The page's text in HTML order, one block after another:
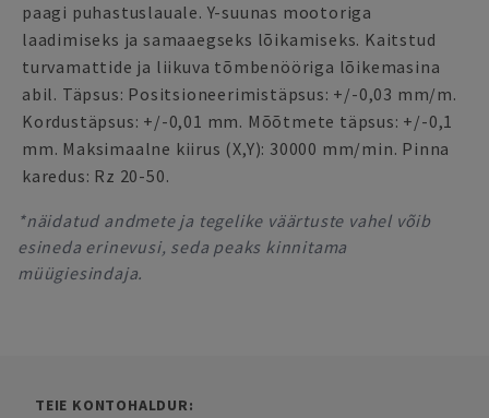
paagi puhastuslauale. Y-suunas mootoriga
laadimiseks ja samaaegseks lõikamiseks. Kaitstud
turvamattide ja liikuva tõmbenööriga lõikemasina
abil. Täpsus: Positsioneerimistäpsus: +/-0,03 mm/m.
Kordustäpsus: +/-0,01 mm. Mõõtmete täpsus: +/-0,1
mm. Maksimaalne kiirus (X,Y): 30000 mm/min. Pinna
karedus: Rz 20-50.
*näidatud andmete ja tegelike väärtuste vahel võib
esineda erinevusi, seda peaks kinnitama
müügiesindaja.
TEIE KONTOHALDUR: